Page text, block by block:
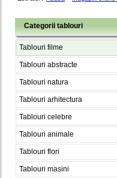
Categorii tablouri
Tablouri filme
Tablouri abstracte
Tablouri natura
Tablouri arhitectura
Tablouri celebre
Tablouri animale
Tablouri flori
Tablouri masini